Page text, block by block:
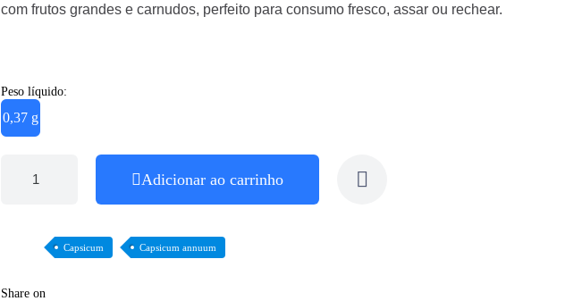
com frutos grandes e carnudos, perfeito para consumo fresco, assar ou rechear.
Peso líquido:
0,37 g
Adicionar ao carrinho
Capsicum Capsicum annuum
Share on